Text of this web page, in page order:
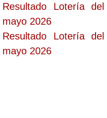
Resultado Lotería
mayo 2026
Resultado Lotería
mayo 2026